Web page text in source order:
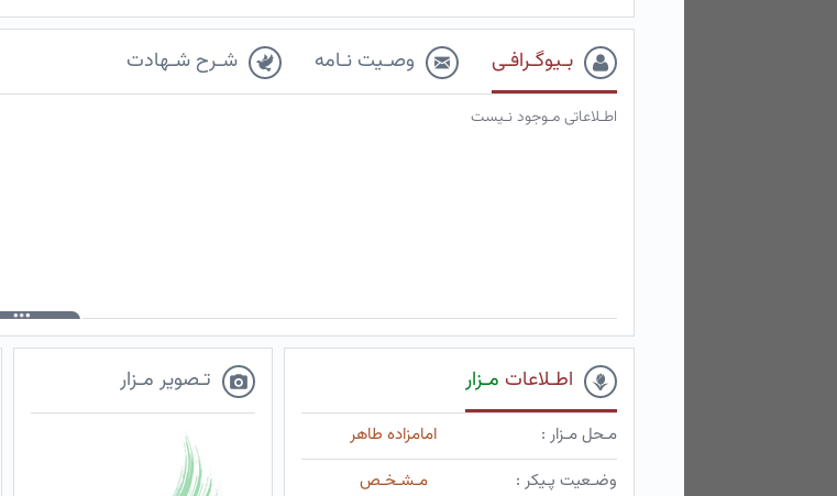
بـیوگـرافـی وصـیت نـامه شـرح شـهادت
اطـلاعاتی مـوجود نـیست
اطـلاعات مـزار
مـحل مـزار :
امامزاده طاهر
وضـعیت پـیکر :
مـشـخـص
تـصویر مـزار